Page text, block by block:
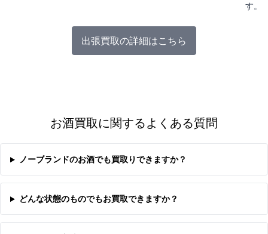
す。
出張買取の詳細はこちら
お酒買取に関するよくある質問
ノーブランドのお酒でも買取りできますか？
どんな状態のものでもお買取できますか？